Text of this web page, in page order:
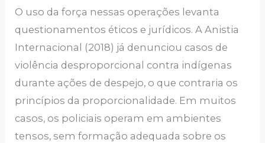
O uso da força nessas operações levanta
questionamentos éticos e jurídicos. A Anistia
Internacional (2018) já denunciou casos de
violência desproporcional contra indígenas
durante ações de despejo, o que contraria os
princípios da proporcionalidade. Em muitos
casos, os policiais operam em ambientes
tensos, sem formação adequada sobre os